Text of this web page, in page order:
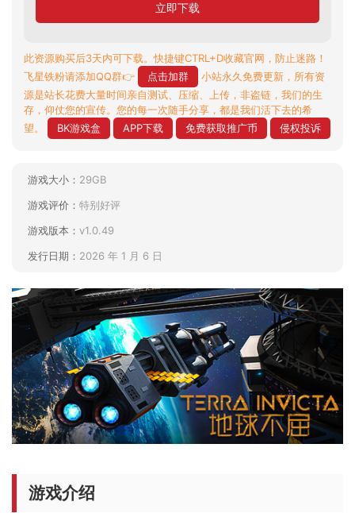
立即下载
此资源购买后3天内可下载。快捷键CTRL+D收藏官网，防止迷路！
飞星铁粉请添加QQ群👉
点击加群
小站永久免费更新，所有资
源是站长花费大量时间亲自测试、压缩、上传，非盗链，我们的生
存，仰仗您的宣传。您的每一次随手分享，都是我们活下去的希
望。
BK游戏盒 APP下载 免费获取推广币 侵权投诉
游戏大小： 29GB
游戏评价： 特别好评
游戏版本： v1.0.49
发行日期： 2026 年 1 月 6 日
游戏介绍